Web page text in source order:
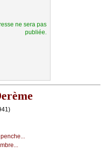
ne sera pas
publiée.